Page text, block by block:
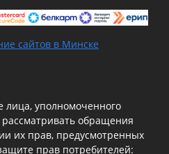
сайтов в Минске
лица, уполномоченного
обращения
их прав, предусмотренных
прав потребителей: